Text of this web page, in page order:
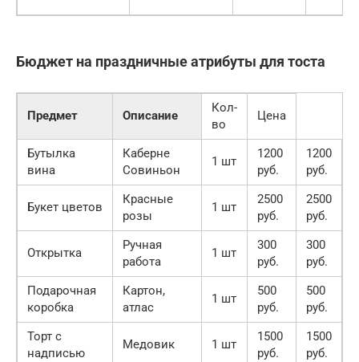
Бюджет на праздничные атрибуты для тоста
Предмет Описание
Кол-
во
Цена
Бутылка
вина
Каберне
Совиньон
1 шт
1200
руб.
1200
руб.
Букет цветов
Красные
розы
1 шт
2500
руб.
2500
руб.
Открытка
Ручная
работа
1 шт
300
руб.
300
руб.
Подарочная
коробка
Картон,
атлас
1 шт
500
руб.
500
руб.
Торт с
надписью
Медовик 1 шт
1500
руб.
1500
руб.